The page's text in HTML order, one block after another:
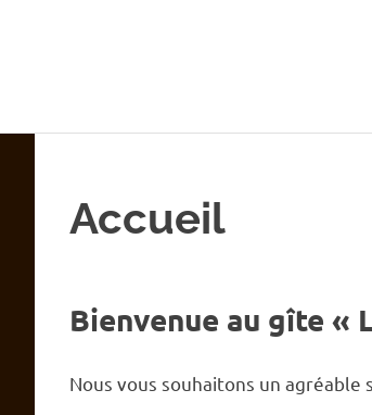
Accueil
Bienvenue au gîte «
Nous vous souhaitons un agréable